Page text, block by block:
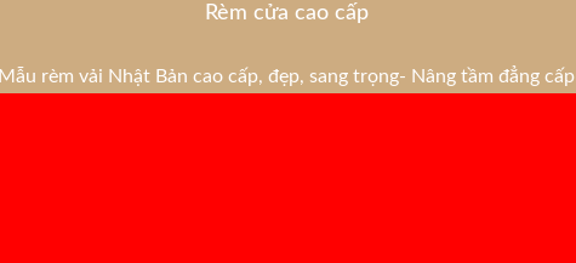
Rèm cửa cao cấp
Mẫu rèm vải Nhật Bản cao cấp, đẹp, sang trọng- Nâng tầm đẳng cấp